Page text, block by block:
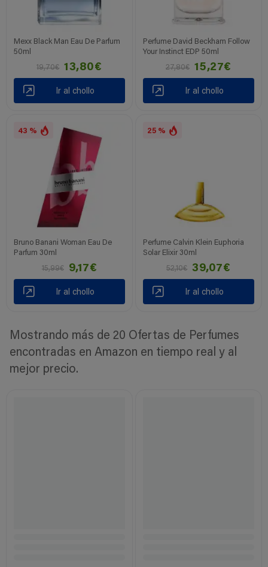
Mexx Black Man Eau De Parfum
50ml
19,70€
13,80€
Ir al chollo
Perfume David Beckham Follow
Your Instinct EDP 50ml
27,80€
15,27€
Ir al chollo
43 %
Bruno Banani Woman Eau De
Parfum 30ml
15,99€
9,17€
Ir al chollo
25 %
Perfume Calvin Klein Euphoria
Solar Elixir 30ml
52,10€
39,07€
Ir al chollo
Mostrando más de 20 Ofertas de Perfumes
encontradas en Amazon en tiempo real y al
mejor precio.